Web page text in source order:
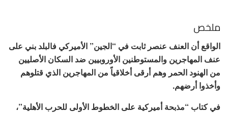
ملخص
الواقع أن العنف عنصر ثابت في “الجين” الأميركي فالبلد بني على
عنف المهاجرين والمستوطنين الأوروبيين ضد السكان الأصليين
من الهنود الحمر وهم أرقى أخلاقياً من المهاجرين الذي قتلوهم
وأخذوا أرضهم.
في كتاب “مذبحة أميركية على الخطوط الأولى للحرب الأهلية”،